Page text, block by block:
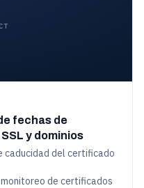
fechas de
y dominios
caducidad del certificado
de certificados